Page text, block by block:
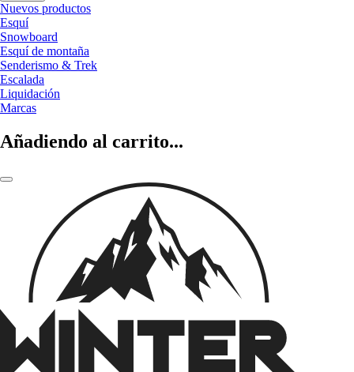
Nuevos productos
Esquí
Snowboard
Esquí de montaña
Senderismo & Trek
Escalada
Liquidación
Marcas
Añadiendo al carrito...